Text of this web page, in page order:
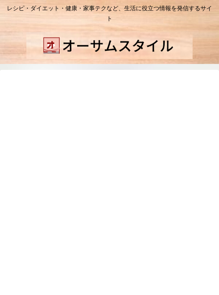
レシピ・ダイエット・健康・家事テクなど、生活に役立つ情報を発信するサイ
ト